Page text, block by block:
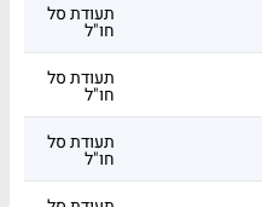
תעודת סל
חו"ל
תעודת סל
חו"ל
תעודת סל
חו"ל